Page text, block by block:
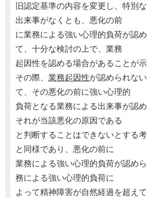
旧認定基準の内容を変更し、特別
出来事がなくとも、悪化の前
に業務による強い心理的負荷が認
て、十分な検討の上で、業務
起因性を認める場合があることが示
その際、 業務起因性が認められな
て、その悪化の前に強い心理的
負荷となる業務による出来事が認
それが当該悪化の原因である
と判断することはできないとする
と同様であり、悪化の前に
業務による強い心理的負荷が認め
務による強い心理的負荷に
よって精神障害が自然経過を超え